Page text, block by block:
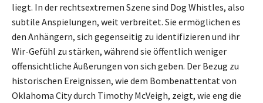
liegt. In der rechtsextremen Szene sind Dog Whistles, also
subtile Anspielungen, weit verbreitet. Sie ermöglichen es
den Anhängern, sich gegenseitig zu identifizieren und ihr
Wir-Gefühl zu stärken, während sie öffentlich weniger
offensichtliche Äußerungen von sich geben. Der Bezug zu
historischen Ereignissen, wie dem Bombenattentat von
Oklahoma City durch Timothy McVeigh, zeigt, wie eng die